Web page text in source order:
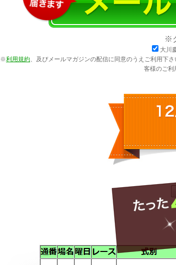
※
大川
※利用規約、及びメールマガジンの配信に同意のうえご利用下
客様のご利